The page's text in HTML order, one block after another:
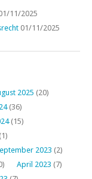
11/2025
01/11/2025
2025 (20)
(36)
(15)
2023 (2)
April 2023 (7)